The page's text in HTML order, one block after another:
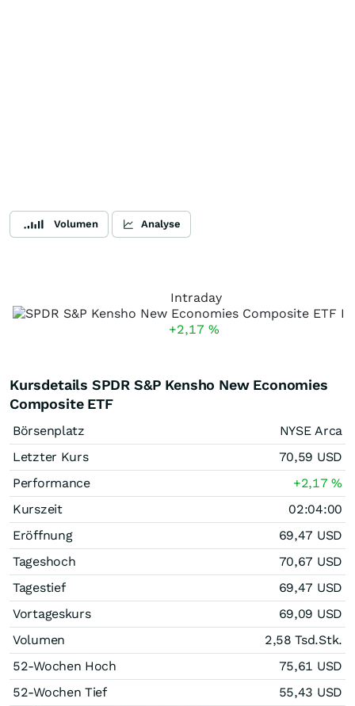
Volumen Analyse
Intraday
+2,17 %
Kursdetails SPDR S&P Kensho New Economies
Composite ETF
Börsenplatz
NYSE Arca
Letzter Kurs
70,59 USD
Performance
+2,17%
Kurszeit
02:04:00
Eröffnung
69,47 USD
Tageshoch
70,67 USD
Tagestief
69,47 USD
Vortageskurs
69,09 USD
Volumen
2,58 Tsd.Stk.
52-Wochen Hoch
75,61 USD
52-Wochen Tief
55,43 USD